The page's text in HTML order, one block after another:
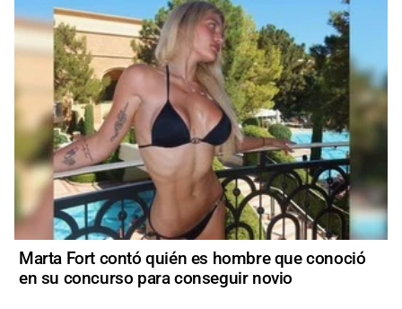
Marta Fort contó quién es hombre que conoció
en su concurso para conseguir novio